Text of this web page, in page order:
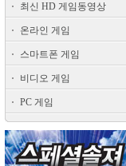
최신 HD 게임동영상
온라인 게임
스마트폰 게임
비디오 게임
PC 게임